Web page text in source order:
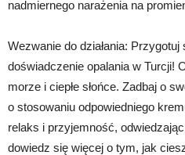
nadmiernego narażenia na
Wezwanie do działania:
doświadczenie opalania w Turcji!
morze i ciepłe słońce. Zadbaj o
o stosowaniu odpowiedniego
relaks i przyjemność,
dowiedz się więcej o tym, jak